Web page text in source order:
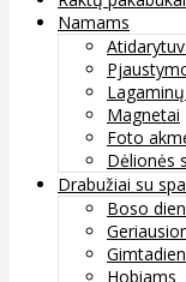
Namams
Magnetai
Foto
Dėlionės
Drabužiai su
Boso
Hobiams